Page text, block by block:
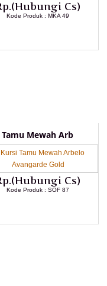
Cs)
Kode Produk : MKA 49
Tamu Mewah Arb
Cs)
Kode Produk : SOF 87